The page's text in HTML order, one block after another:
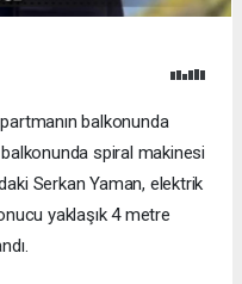
balkonunda
spiral makinesi
Serkan Yaman, elektrik
yaklaşık 4 metre